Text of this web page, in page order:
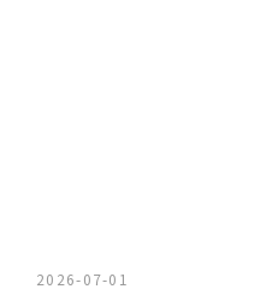
2026-07-01